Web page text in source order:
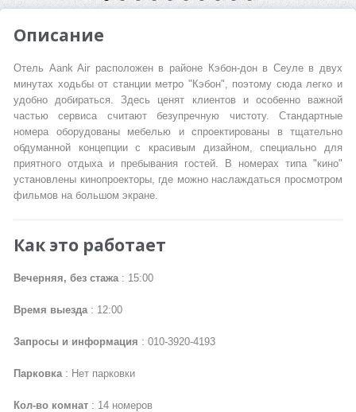
Описание
Отель Aank Air расположен в районе Кэбон-дон в Сеуле в двух
минутах ходьбы от станции метро "Кэбон", поэтому сюда легко и
удобно добираться. Здесь ценят клиентов и особенно важной
частью сервиса считают безупречную чистоту. Стандартные
номера оборудованы мебелью и спроектированы в тщательно
обдуманной концепции с красивым дизайном, специально для
приятного отдыха и пребывания гостей. В номерах типа "кино"
установлены кинопроекторы, где можно наслаждаться просмотром
фильмов на большом экране.
Как это работает
Вечерняя, без стажа: 15:00
Время выезда: 12:00
Запросы и информация : 010-3920-4193
Парковка: Нет парковки
Кол-во комнат : 14 номеров